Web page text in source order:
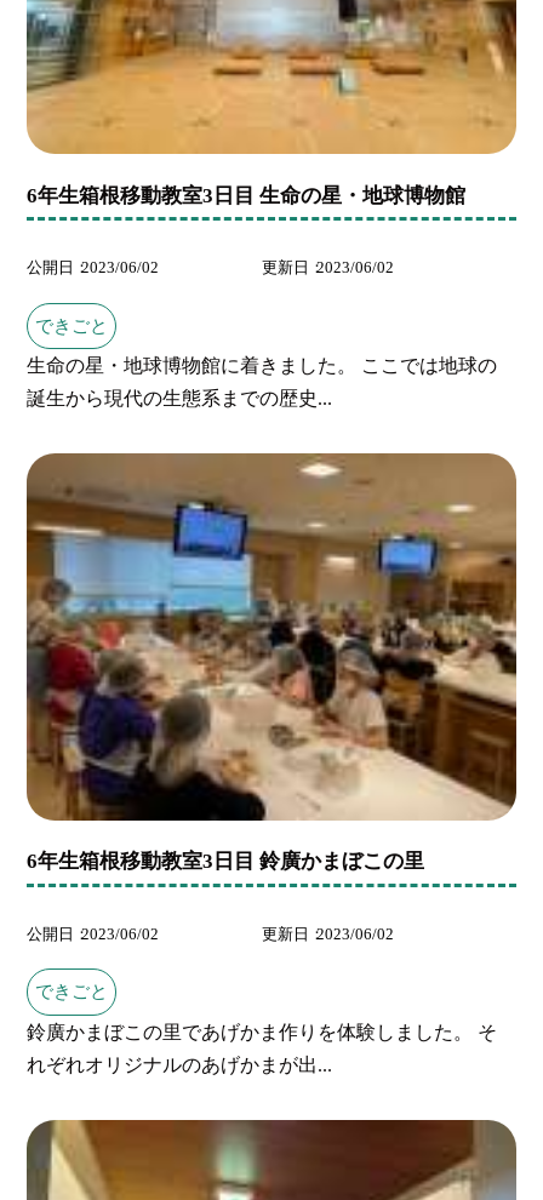
6年生箱根移動教室3日目 生命の星・地球博物館
公開日 2023/06/02 更新日 2023/06/02
できごと
生命の星・地球博物館に着きました。 ここでは地球の
誕生から現代の生態系までの歴史...
6年生箱根移動教室3日目 鈴廣かまぼこの里
公開日 2023/06/02 更新日 2023/06/02
できごと
鈴廣かまぼこの里であげかま作りを体験しました。 そ
れぞれオリジナルのあげかまが出...